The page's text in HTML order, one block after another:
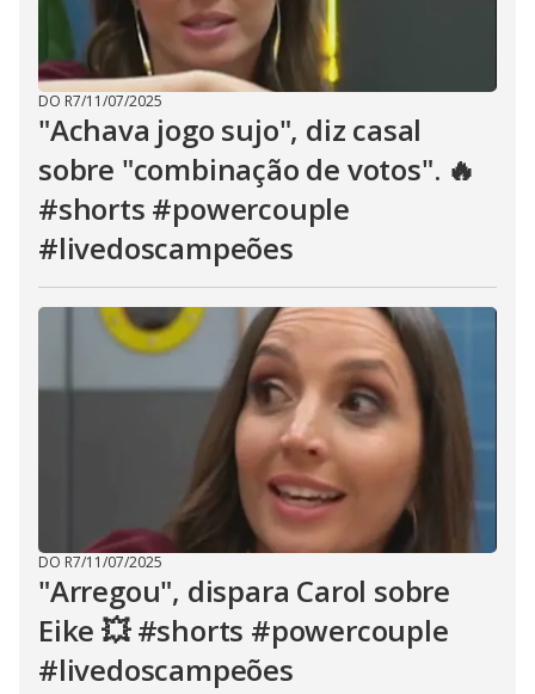
DO R7/11/07/2025
"Achava jogo sujo", diz casal
sobre "combinação de votos". 🔥
#shorts #powercouple
#livedoscampeões
DO R7/11/07/2025
"Arregou", dispara Carol sobre
Eike 💥 #shorts #powercouple
#livedoscampeões